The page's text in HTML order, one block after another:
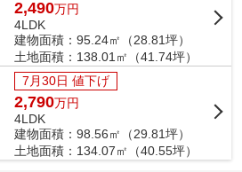
2,490万円
4LDK
建物面積：95.24㎡（28.81坪）
土地面積：138.01㎡（41.74坪）
7月30日 値下げ
2,790万円
4LDK
建物面積：98.56㎡（29.81坪）
土地面積：134.07㎡（40.55坪）